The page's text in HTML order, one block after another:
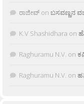
ರಾಜೀವ್ on ಬಸವಣ್ಣನ
K.V Shashidhara on
Raghuramu N.V. on
Raghuramu N.V. on